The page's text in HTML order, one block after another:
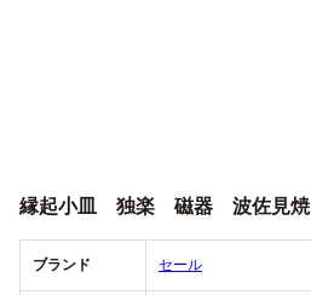
縁起小皿 独楽 磁器 波佐見焼
ブランド セール